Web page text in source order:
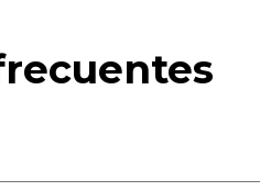
de Emergencia